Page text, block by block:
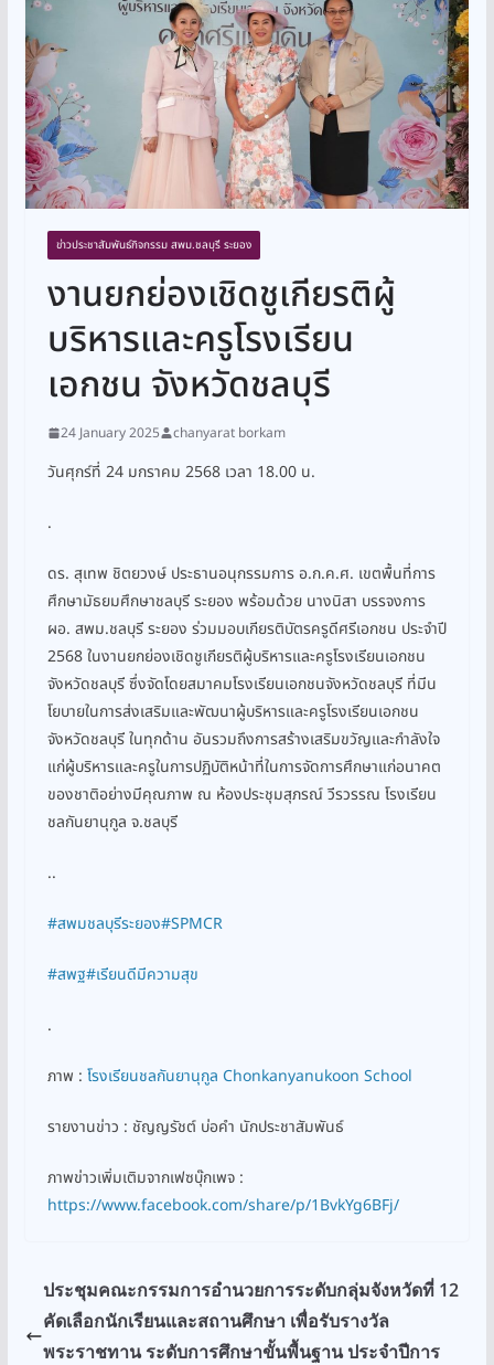
ข่าวประชาสัมพันธ์กิจกรรม สพม.ชลบุรี ระยอง
งานยกย่องเชิดชูเกียรติผู้
บริหารและครูโรงเรียน
เอกชน จังหวัดชลบุรี
24 January 2025 chanyarat borkam
วันศุกร์ที่ 24 มกราคม 2568 เวลา 18.00 น.
.
ดร. สุเทพ ชิตยวงษ์ ประธานอนุกรรมการ อ.ก.ค.ศ. เขตพื้นที่การ
ศึกษามัธยมศึกษาชลบุรี ระยอง พร้อมด้วย นางนิสา บรรจงการ
ผอ. สพม.ชลบุรี ระยอง ร่วมมอบเกียรติบัตรครูดีศรีเอกชน ประจำปี
2568 ในงานยกย่องเชิดชูเกียรติผู้บริหารและครูโรงเรียนเอกชน
จังหวัดชลบุรี ซึ่งจัดโดยสมาคมโรงเรียนเอกชนจังหวัดชลบุรี ที่มีน
โยบายในการส่งเสริมและพัฒนาผู้บริหารและครูโรงเรียนเอกชน
จังหวัดชลบุรี ในทุกด้าน อันรวมถึงการสร้างเสริมขวัญและกำลังใจ
แก่ผู้บริหารและครูในการปฏิบัติหน้าที่ในการจัดการศึกษาแก่อนาคต
ของชาติอย่างมีคุณภาพ ณ ห้องประชุมสุภรณ์ วีรวรรณ โรงเรียน
ชลกันยานุกูล จ.ชลบุรี
..
#สพมชลบุรีระยอง#SPMCR
#สพฐ#เรียนดีมีความสุข
.
ภาพ : โรงเรียนชลกันยานุกูล Chonkanyanukoon School
รายงานข่าว : ชัญญรัชต์ บ่อคำ นักประชาสัมพันธ์
ภาพข่าวเพิ่มเติมจากเฟซบุ๊กเพจ :
https://www.facebook.com/share/p/1BvkYg6BFj/
ประชุมคณะกรรมการอำนวยการระดับกลุ่มจังหวัดที่ 12
คัดเลือกนักเรียนและสถานศึกษา เพื่อรับรางวัล
พระราชทาน ระดับการศึกษาขั้นพื้นฐาน ประจำปีการ